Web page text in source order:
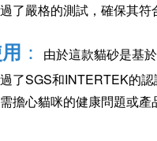
了嚴格的測試，確保其符
：
由於這款貓砂是基
了SGS和INTERTEK的
擔心貓咪的健康問題或產